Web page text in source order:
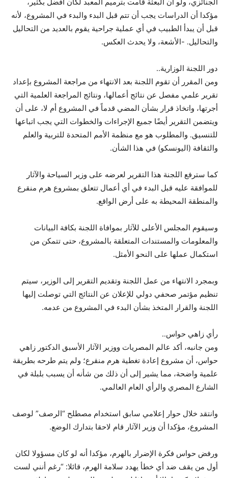
مؤكدا أن الدراسات يجب أن تتم قبل البدء والبدء في المشروع، لأنه
قبل أن يبدأ الطبيب في أي عملية جراحية يقوم بالعديد من التحاليل
والتحاليل. -الأشعة، ولا يحدث العكس.
دور اللجنة الوزارية..
ومن المقرر أن تقوم اللجنة بعد الانتهاء من مراجعة المشروع بإعداد
تقرير علمي مفصل عن نتائج أعمالها، ونتائج المراجعة العلمية التي
أجرتها، واتخاذ قرار بشأن المضي قدماً في المشروع أم لا، على أن
ويتضمن التقرير أيضًا جميع الإجراءات والخطوات التي يجب اتباعها
للتنسيق. والمطلوب هو مع منظمة الأمم المتحدة للتربية والعلم
والثقافة (اليونسكو) في هذا الشأن.
كما سترفع اللجنة هذا التقرير لعرضه على وزير السياحة والآثار
للموافقة عليه قبل البدء في أي أعمال تتعلق بمشروع هرم منقرع
والمنطقة المحيطة به على أرض الواقع.
وسيقوم المجلس الأعلى للآثار بموافاة اللجنة بكافة البيانات
والمعلومات والمستندات المتعلقة بالمشروع، حتى تتمكن من
استكمال عملها على النحو الأمثل.
وبمجرد الانتهاء من عمل اللجنة وتقديم التقرير إلى الوزير، سيتم
تنظيم مؤتمر صحفي دولي للإعلان عن النتائج التي توصلت إليها
اللجنة والقرار المتخذ بشأن البدء في المشروع من عدمه.
رأي زاهي حواس..
ومن جانبه، أكد عالم المصريات ووزير الآثار الأسبق الدكتور زاهي
حواس، أن مشروع إعادة تغطية هرم منقرع؛ ولم يتم طرحه بطريقة
علمية واضحة، مما يشير إلى أن ذلك من شأنه أن يسبب بلبلة في
الشارع المصري والرأي العام العالمي.
وانتقد خلال حوار إعلامي سابق استخدام مصطلح “الرصف” لوصف
المشروع، مؤكدا أن وزير الآثار قام لاحقا بتدارك الوضع.
ورفض حواس فكرة الإضرار بالهرم، مؤكدا أنه لو كان مسؤولا لكان
أول من يقف ضد أي خطأ يهدد سلامة الهرم، قائلا: “رغم أنني لست